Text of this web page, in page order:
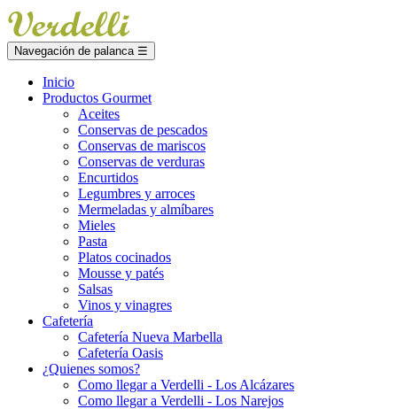
Navegación de palanca ☰
Inicio
Productos Gourmet
Aceites
Conservas de pescados
Conservas de mariscos
Conservas de verduras
Encurtidos
Legumbres y arroces
Mermeladas y almíbares
Mieles
Pasta
Platos cocinados
Mousse y patés
Salsas
Vinos y vinagres
Cafetería
Cafetería Nueva Marbella
Cafetería Oasis
¿Quienes somos?
Como llegar a Verdelli - Los Alcázares
Como llegar a Verdelli - Los Narejos